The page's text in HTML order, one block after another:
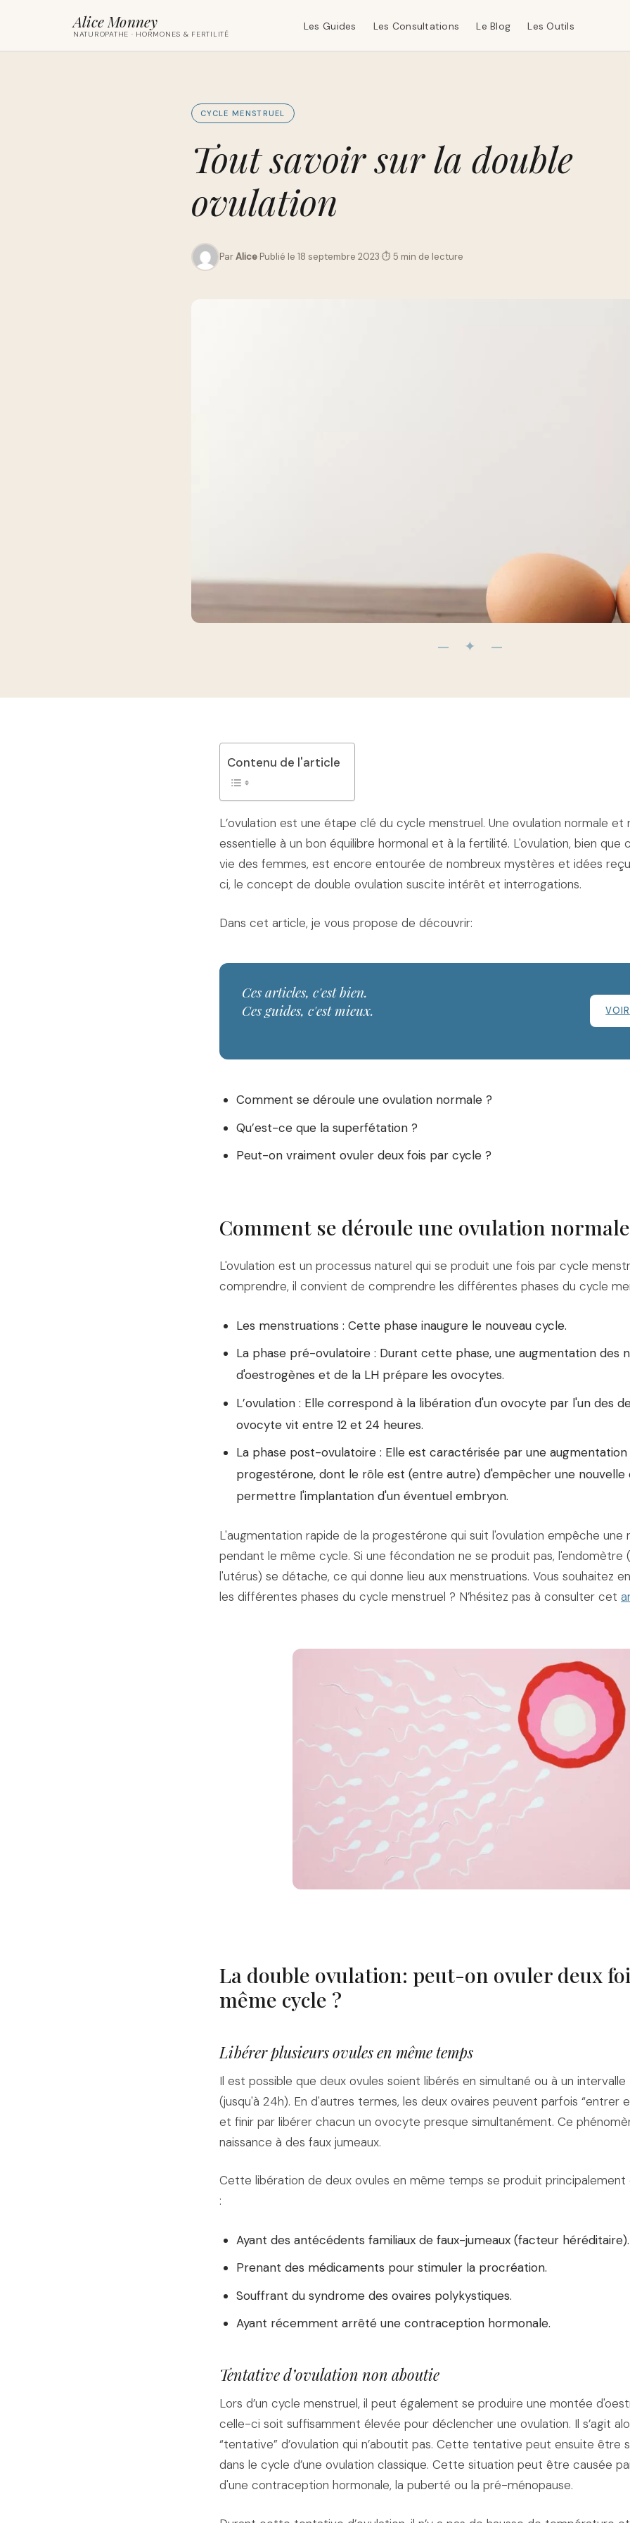
Alice Monney
NATUROPATHE · HORMONES & FERTILITÉ
Les Guides Les Consultations Le Blog Les Outils
CYCLE MENSTRUEL
Tout savoir sur la double
ovulation
ParAlice Publié le 18 septembre 2023 ⏱ 5 min de lecture
— ✦ —
Contenu de l'article
L’ovulation est une étape clé du cycle menstruel. Une ovulation normale et
essentielle à un bon équilibre hormonal et à la fertilité. L'ovulation, bien que
vie des femmes, est encore entourée de nombreux mystères et idées
ci, le concept de double ovulation suscite intérêt et interrogations.
Dans cet article, je vous propose de découvrir:
Ces articles, c'est bien.
Ces guides, c'est mieux.
Comment se déroule une ovulation normale ?
Qu’est-ce que la superfétation ?
Peut-on vraiment ovuler deux fois par cycle ?
Comment se déroule une ovulation
L'ovulation est un processus naturel qui se produit une fois par cycle
comprendre, il convient de comprendre les différentes phases du cycle
Les menstruations : Cette phase inaugure le nouveau cycle.
La phase pré-ovulatoire : Durant cette phase, une augmentation des
d'oestrogènes et de la LH prépare les ovocytes.
L’ovulation : Elle correspond à la libération d'un ovocyte par l'un des
ovocyte vit entre 12 et 24 heures.
La phase post-ovulatoire : Elle est caractérisée par une augmentation
progestérone, dont le rôle est (entre autre) d'empêcher une nouvelle
permettre l'implantation d'un éventuel embryon.
L'augmentation rapide de la progestérone qui suit l'ovulation empêche une
pendant le même cycle. Si une fécondation ne se produit pas, l'endomètre
l'utérus) se détache, ce qui donne lieu aux menstruations. Vous souhaitez
les différentes phases du cycle menstruel ? N’hésitez pas à consulter cet
La double ovulation: peut-on ovuler deux
même cycle ?
Libérer plusieurs ovules en même temps
Il est possible que deux ovules soient libérés en simultané ou à un
(jusqu'à 24h). En d'autres termes, les deux ovaires peuvent parfois “entrer
et finir par libérer chacun un ovocyte presque simultanément. Ce
naissance à des faux jumeaux.
Cette libération de deux ovules en même temps se produit principalement
:
Ayant des antécédents familiaux de faux-jumeaux (facteur héréditaire).
Prenant des médicaments pour stimuler la procréation.
Souffrant du syndrome des ovaires polykystiques.
Ayant récemment arrêté une contraception hormonale.
Tentative d’ovulation non aboutie
Lors d’un cycle menstruel, il peut également se produire une montée
celle-ci soit suffisamment élevée pour déclencher une ovulation. Il s’agit
“tentative” d’ovulation qui n’aboutit pas. Cette tentative peut ensuite être
dans le cycle d’une ovulation classique. Cette situation peut être causée
d'une contraception hormonale, la puberté ou la pré-ménopause.